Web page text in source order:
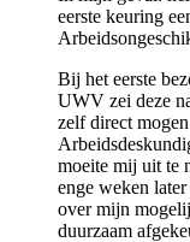
eerste keuring
Bij het eerste
UWV zei deze
zelf direct
moeite mij uit te
enge weken
over mijn
duurzaam